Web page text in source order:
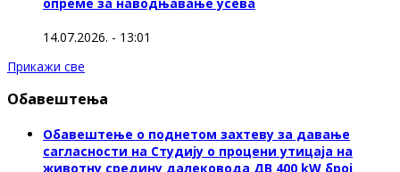
опреме за наводњавање усева
14.07.2026. - 13:01
Прикажи све
Обавештења
Обавештење о поднетом захтеву за давање
сагласности на Студију о процени утицаја на
животну средину далековода ДВ 400 kW број